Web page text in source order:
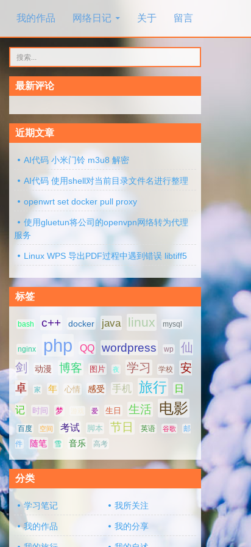
我的作品 网络日记 关于 留言
索：
最新评论
近期文章
AI代码 小米门铃 m3u8 解密
AI代码 使用shell对当前目录文件名进行整理
openwrt set docker pull proxy
使用gluetun将公司的openvpn网络转为代理
服务
Linux WPS 导出PDF过程中遇到错误 libtiff5
标签
bash c++ docker java linux mysql
nginx php QQ wordpress wp
仙
剑
动漫 博客 图片 夜 学习 学校
安
卓
家 年 心情 感受 手机 旅行 日
记 时间 梦 爱 生日 生活 电影
百度 空间 考试 脚本 节日 英语 谷歌 邮
件 随笔 雪 音乐 高考
分类
学习笔记 我所关注
我的作品 我的分享